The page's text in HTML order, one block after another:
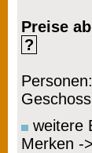
Preise
?
weitere
Merken ->